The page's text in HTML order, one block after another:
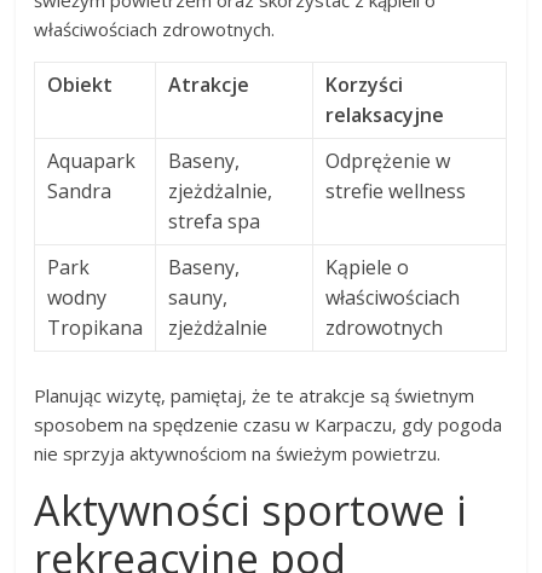
właściwościach zdrowotnych.
Obiekt Atrakcje
Korzyści
relaksacyjne
Aquapark
Sandra
Baseny,
zjeżdżalnie,
strefa spa
Odprężenie w
strefie wellness
Park
wodny
Tropikana
Baseny,
sauny,
zjeżdżalnie
Kąpiele o
właściwościach
zdrowotnych
Planując wizytę, pamiętaj, że te atrakcje są świetnym
sposobem na spędzenie czasu w Karpaczu, gdy pogoda
nie sprzyja aktywnościom na świeżym powietrzu.
Aktywności sportowe i
rekreacyjne pod